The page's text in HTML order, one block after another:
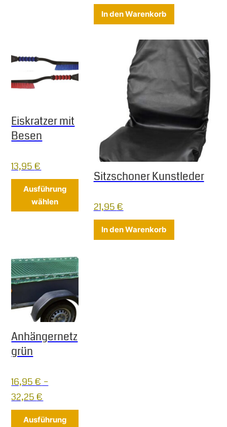
In den Warenkorb
Eiskratzer mit
Besen
13,95€
Ausführung
wählen
Dieses Produkt weist mehrere
Sitzschoner Kunstleder
21,95€
In den Warenkorb
Anhängernetz
grün
16,95€ –
32,25€
Ausführung